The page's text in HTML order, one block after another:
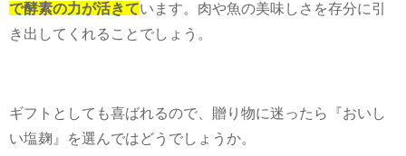
で酵素の力が活きています。肉や魚の美味しさを存分に引
き出してくれることでしょう。
ギフトとしても喜ばれるので、贈り物に迷ったら『おいし
い塩麹』を選んではどうでしょうか。